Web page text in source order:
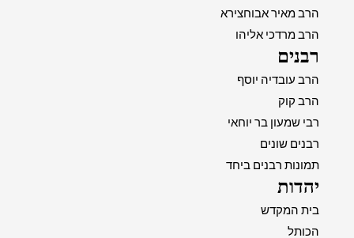
הרב מאיר אבוחצירא
הרב מרדכי אליהו
רבנים
הרב עובדיה יוסף
הרב קוק
רבי שמעון בר יוחאי
רבנים שונים
תמונות רבנים ביחד
יהדות
בית המקדש
הכותל